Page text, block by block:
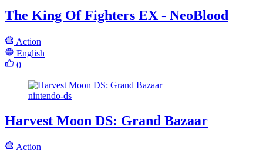
The King Of Fighters EX - NeoBlood
Action
English
0
nintendo-ds
Harvest Moon DS: Grand Bazaar
Action